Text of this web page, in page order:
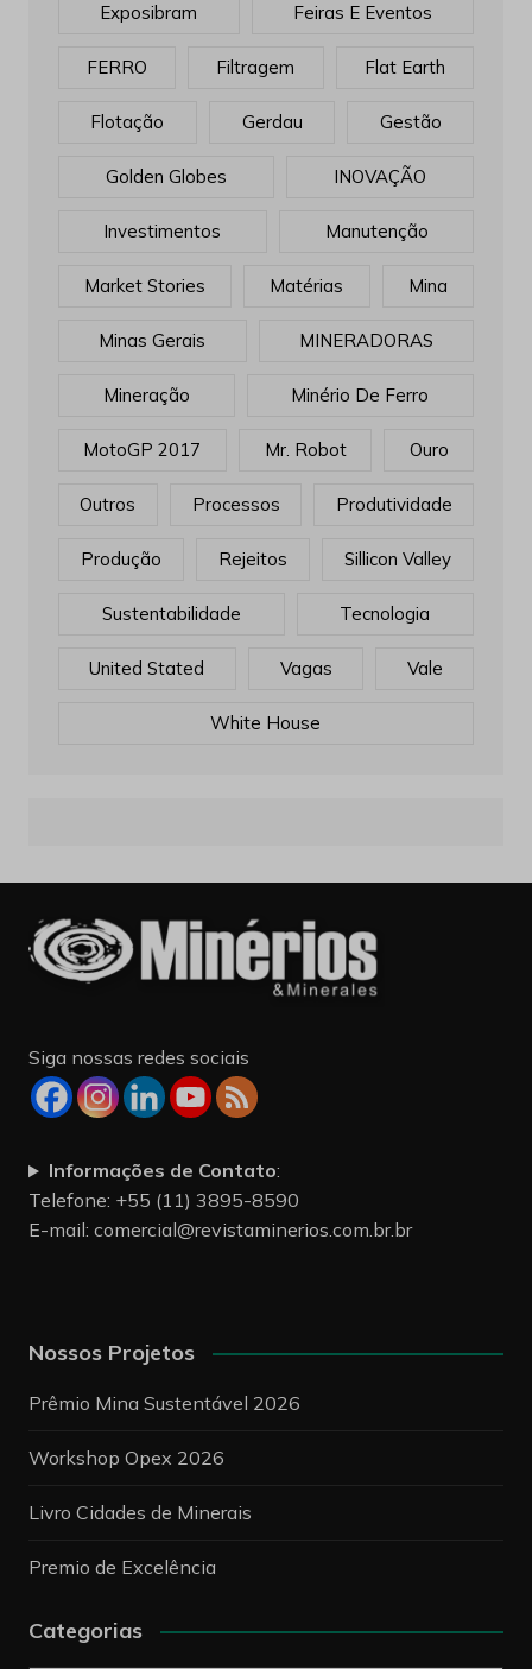
Exposibram Feiras E Eventos
FERRO Filtragem Flat Earth
Flotação Gerdau Gestão
Golden Globes INOVAÇÃO
Investimentos Manutenção
Market Stories Matérias Mina
Minas Gerais MINERADORAS
Mineração Minério De Ferro
MotoGP 2017 Mr. Robot Ouro
Outros Processos Produtividade
Produção Rejeitos Sillicon Valley
Sustentabilidade Tecnologia
United Stated Vagas Vale
White House
Siga nossas redes sociais
Informações de Contato:
Telefone: +55 (11) 3895-8590
E-mail: comercial@revistaminerios.com.br.br
Nossos Projetos
Prêmio Mina Sustentável 2026
Workshop Opex 2026
Livro Cidades de Minerais
Premio de Excelência
Categorias